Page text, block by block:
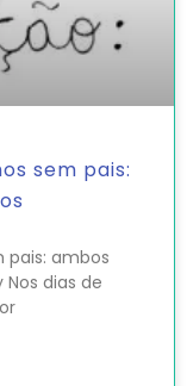
sem pais:
pais: ambos
Nos dias de